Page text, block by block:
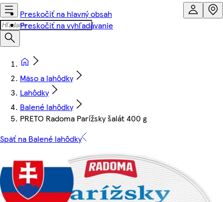
Preskočiť na hlavný obsah
Preskočiť na vyhľadávanie
Mäso a lahôdky
Lahôdky
Balené lahôdky
PRETO Radoma Parížsky šalát 400 g
Späť na Balené lahôdky